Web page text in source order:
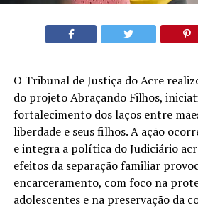
O Tribunal de Justiça do Acre
do projeto Abraçando Filhos,
fortalecimento dos laços entre
liberdade e seus filhos. A ação
e integra a política do Judiciário
efeitos da separação familiar
encarceramento, com foco na
adolescentes e na preservação da